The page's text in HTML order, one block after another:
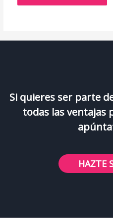
Si quieres ser parte
todas las ventajas
HAZTE